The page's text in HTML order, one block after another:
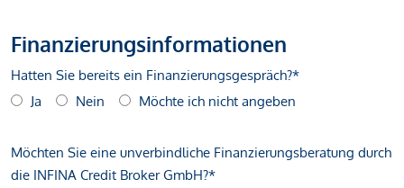
Finanzierungsinformationen
Hatten Sie bereits ein Finanzierungsgespräch?*
Ja
Nein Möchte ich nicht angeben
Möchten Sie eine unverbindliche Finanzierungsberatung durch
die INFINA Credit Broker GmbH?*